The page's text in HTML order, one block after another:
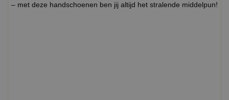
– met deze handschoenen ben jij altijd het stralende middelpun!